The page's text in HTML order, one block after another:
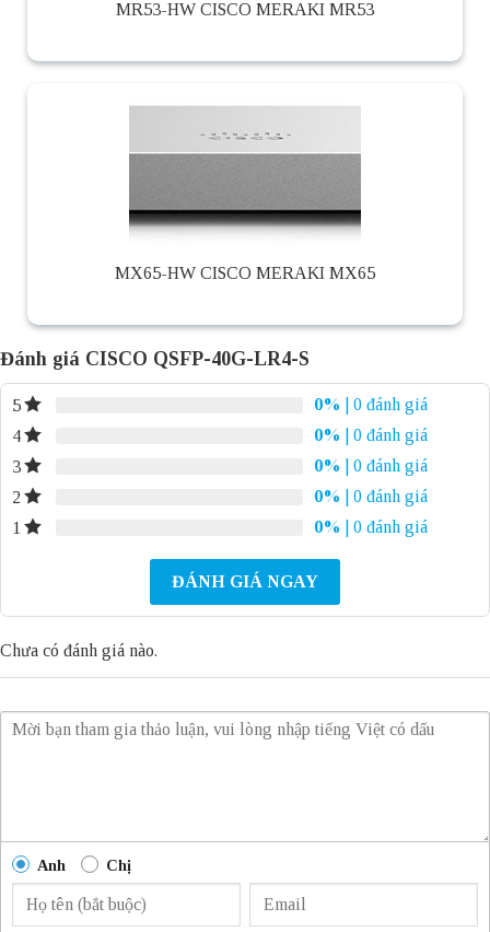
MR53-HW CISCO MERAKI MR53
MX65-HW CISCO MERAKI MX65
Đánh giá CISCO QSFP-40G-LR4-S
5 0%
| 0 đánh giá
4
0%
| 0 đánh giá
3
0%
| 0 đánh giá
2
0%
| 0 đánh giá
1
0% | 0 đánh giá
ĐÁNH GIÁ NGAY
Chưa có đánh giá nào.
Anh Chị